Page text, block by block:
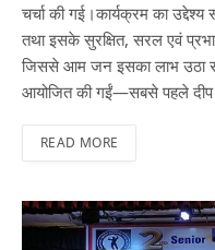
चर्चा की गई।कार्यक्रम का
तथा इसके सुरक्षित, सरल एवं
जिससे आम जन इसका लाभ उठा
आयोजित की गईं—सबसे पहले
READ MORE